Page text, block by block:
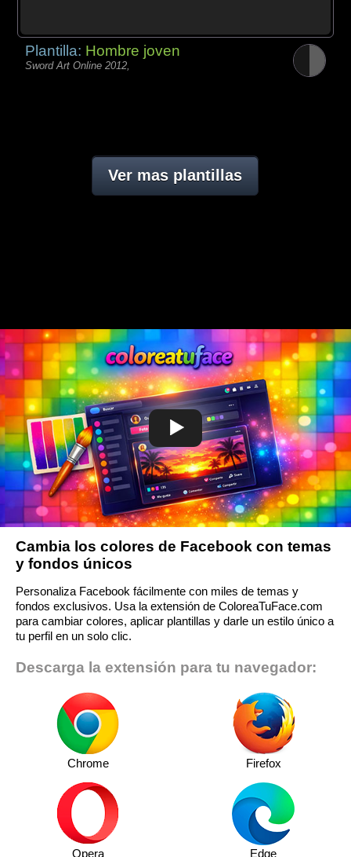
Plantilla: Hombre joven
Sword Art Online 2012,
Ver mas plantillas
Cambia los colores de Facebook con temas
y fondos únicos
Personaliza Facebook fácilmente con miles de temas y
fondos exclusivos. Usa la extensión de ColoreaTuFace.com
para cambiar colores, aplicar plantillas y darle un estilo único a
tu perfil en un solo clic.
Descarga la extensión para tu navegador:
Chrome Firefox
Opera Edge